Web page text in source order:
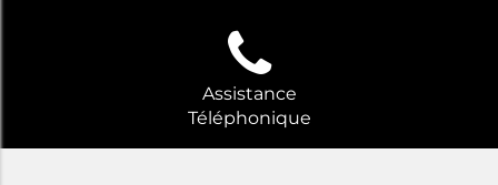
Assistance
Téléphonique